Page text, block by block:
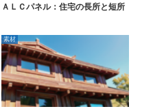
ＡＬＣパネル：住宅の長所と短所
素材